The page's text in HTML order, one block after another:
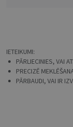
IETEIKUMI:
PĀRLIECINIES, VAI
PRECIZĒ
PĀRBAUDI, VAI IR